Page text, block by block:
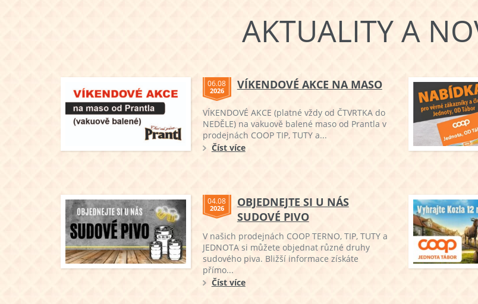
AKTUALITY A
06.08
2026 VÍKENDOVÉ AKCE NA MASO
VÍKENDOVÉ AKCE (platné vždy od ČTVRTKA do
NEDĚLE) na vakuově balené maso od Prantla v
prodejnách COOP TIP, TUTY a...
Číst více
04.08
2026
OBJEDNEJTE SI U NÁS
SUDOVÉ PIVO
V našich prodejnách COOP TERNO, TIP, TUTY a
JEDNOTA si můžete objednat různé druhy
sudového piva. Bližší informace získáte
přímo...
Číst více